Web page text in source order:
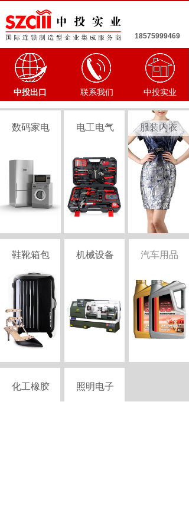
18575999469
中投实业
中投出口 联系我们
电工电气 服装内衣
数码家电
机械设备
鞋靴箱包 汽车用品
化工橡胶 照明电子